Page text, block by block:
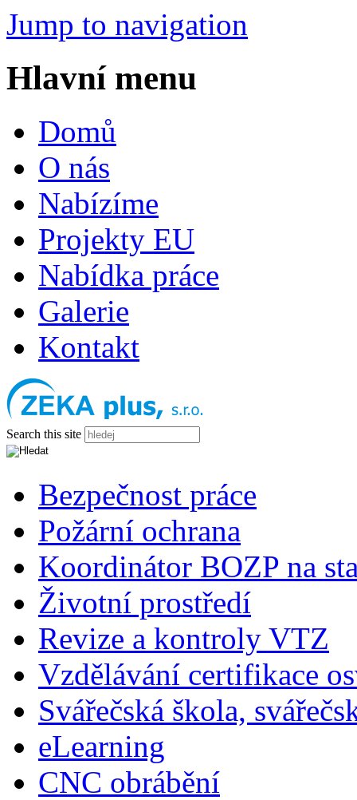
Jump to navigation
Hlavní menu
Domů
O nás
Nabízíme
Projekty EU
Nabídka práce
Galerie
Kontakt
Search this site
Bezpečnost práce
Požární ochrana
Koordinátor BOZP na
Životní prostředí
Revize a kontroly VTZ
Vzdělávání certifikace
Svářečská škola,
eLearning
CNC obrábění